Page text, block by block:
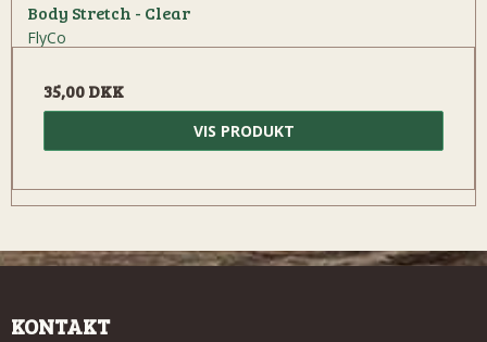
Body Stretch - Clear
FlyCo
35,00 DKK
VIS PRODUKT
KONTAKT